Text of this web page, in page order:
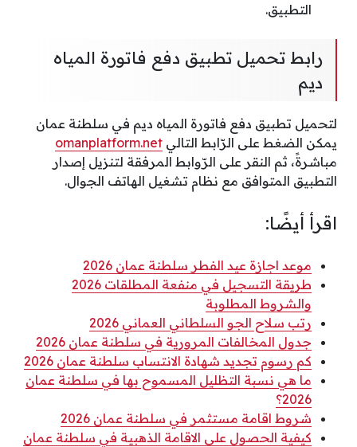
التطبيق.
رابط تحميل تطبيق دفع فاتورة المياه
ديم
لتحميل تطبيق دفع فاتورة المياه ديم في سلطنة عمان
يمكن الضغط على الرّابط التالي omanplatform.net
مباشرةً، ثم النقر على الرّوابط المرفقة لتنزيل إصدار
التطبيق المتوافق مع نظام تشغيل الهاتف الجوال.
اقرأ أيضًا:
موعد اجازة عيد الفطر سلطنة عمان 2026
طريقة التسجيل في منفعة المطلقات 2026
والشروط المطلوبة
رتب سلاح الجو السلطاني العماني 2026
جدول المخالفات المرورية في سلطنة عمان 2026
كم رسوم تجديد شهادة الانتساب سلطنة عمان 2026
ما هي نسبة التظليل المسموح بها في سلطنة عمان
2026؟
شروط اقامة مستثمر في سلطنة عمان 2026
كيفية الحصول على الاقامة الذهبية في سلطنة عمان